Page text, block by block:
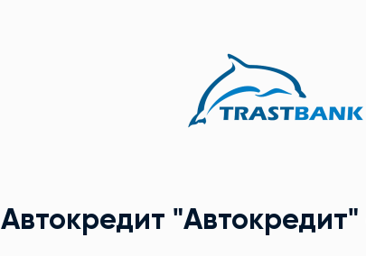
Автокредит "Aвтокредит"